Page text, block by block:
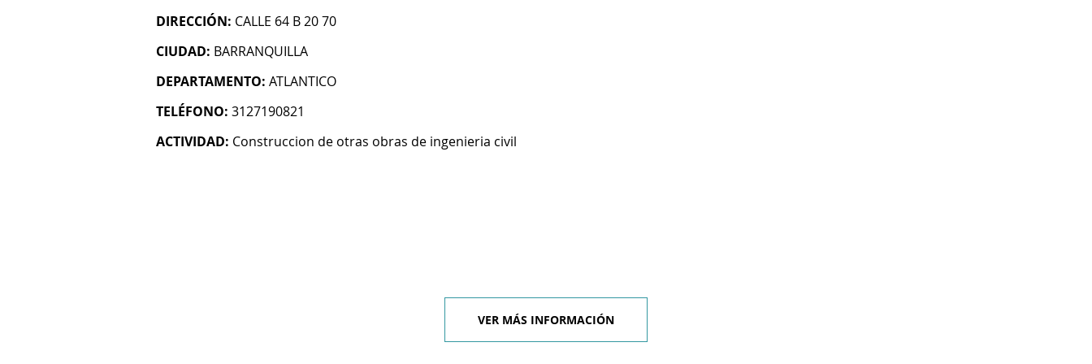
DIRECCIÓN: CALLE 64 B 20 70
CIUDAD: BARRANQUILLA
DEPARTAMENTO: ATLANTICO
TELÉFONO: 3127190821
ACTIVIDAD: Construccion de otras obras de ingenieria civil
VER MÁS INFORMACIÓN